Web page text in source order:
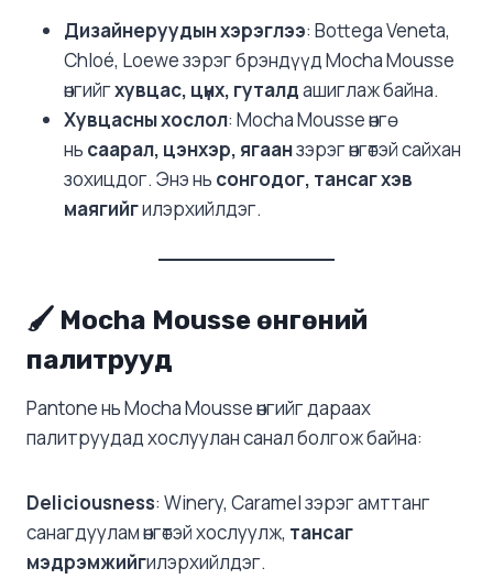
Дизайнеруудын хэрэглээ: Bottega Veneta,
Chloé, Loewe зэрэг брэндүүд Mocha Mousse
өнгийгхувцас, цүнх, гуталдашиглаж байна.
Хувцасны хослол: Mocha Mousse өнгө
нь саарал, цэнхэр, ягаанзэрэг өнгөтэй сайхан
зохицдог. Энэ нь сонгодог, тансаг хэв
маягийгилэрхийлдэг.
🖌️ Mocha Mousse өнгөний
палитрууд
Pantone нь Mocha Mousse өнгийг дараах
палитруудад хослуулан санал болгож байна:
Deliciousness: Winery, Caramel зэрэг амттанг
санагдуулам өнгөтэй хослуулж, тансаг
мэдрэмжийгилэрхийлдэг. ​